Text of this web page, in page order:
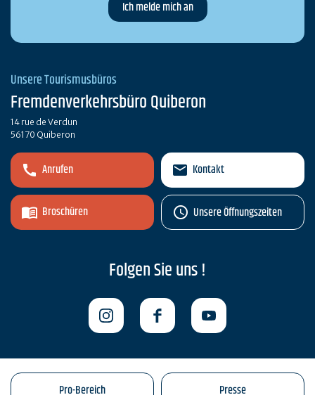
Unsere Tourismusbüros
Fremdenverkehrsbüro Quiberon
14 rue de Verdun
56170 Quiberon
Anrufen
Broschüren
Kontakt
Unsere Öffnungszeiten
Folgen Sie uns !
Pro-Bereich Presse